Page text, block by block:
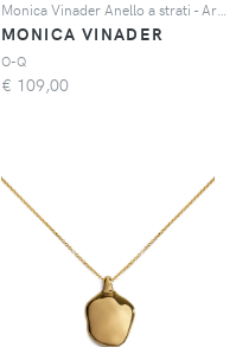
MONICA VINADER
O-Q
€ 109,00